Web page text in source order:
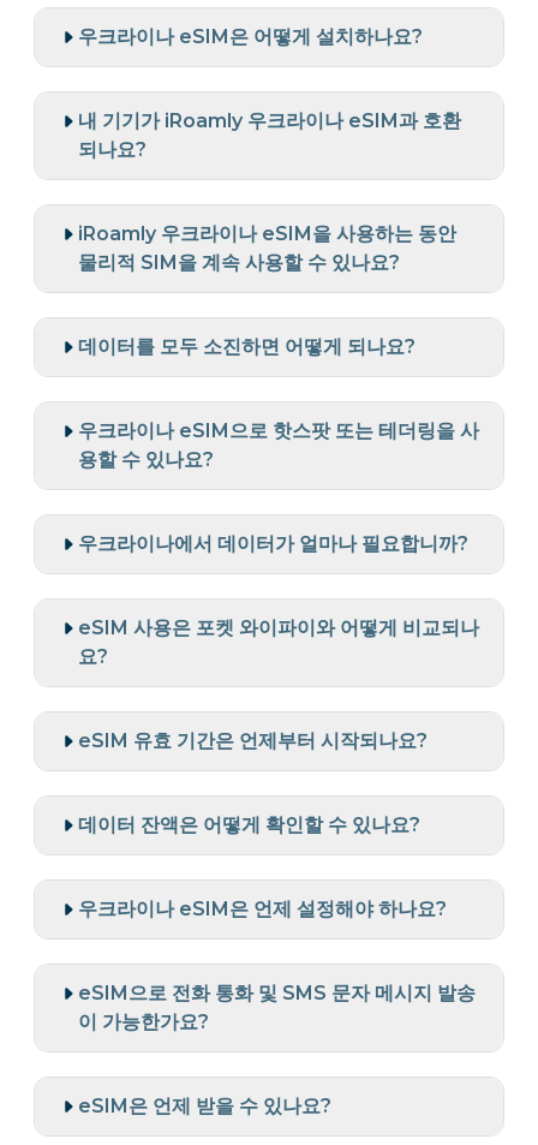
우크라이나 eSIM은 어떻게 설치하나요?
내 기기가 iRoamly 우크라이나 eSIM과 호환
되나요?
iRoamly 우크라이나 eSIM을 사용하는 동안
물리적 SIM을 계속 사용할 수 있나요?
데이터를 모두 소진하면 어떻게 되나요?
우크라이나 eSIM으로 핫스팟 또는 테더링을 사
용할 수 있나요?
우크라이나에서 데이터가 얼마나 필요합니까?
eSIM 사용은 포켓 와이파이와 어떻게 비교되나
요?
eSIM 유효 기간은 언제부터 시작되나요?
데이터 잔액은 어떻게 확인할 수 있나요?
우크라이나 eSIM은 언제 설정해야 하나요?
eSIM으로 전화 통화 및 SMS 문자 메시지 발송
이 가능한가요?
eSIM은 언제 받을 수 있나요?